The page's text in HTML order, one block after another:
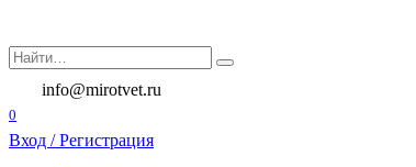
содержанию
Search
for:
info@mirotvet.ru
0
Вход / Регистрация